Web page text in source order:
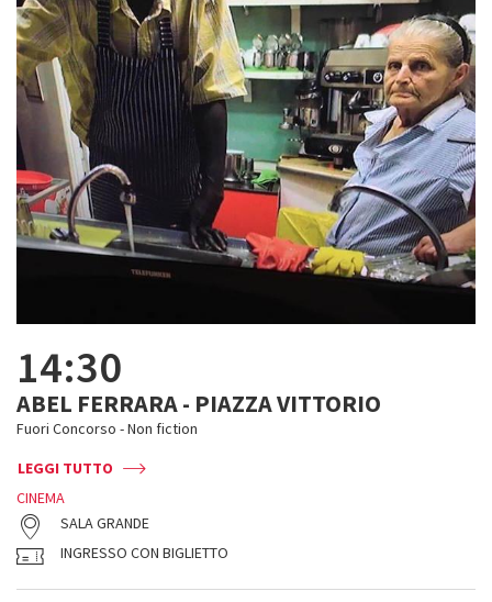
14:30
ABEL FERRARA - PIAZZA VITTORIO
Fuori Concorso - Non fiction
LEGGI TUTTO
CINEMA
SALA GRANDE
INGRESSO CON BIGLIETTO